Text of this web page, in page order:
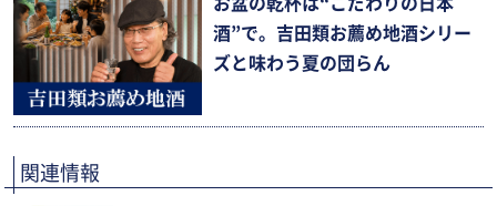
酒”で。吉田類お薦め地酒シリー
ズと味わう夏の団らん
関連情報